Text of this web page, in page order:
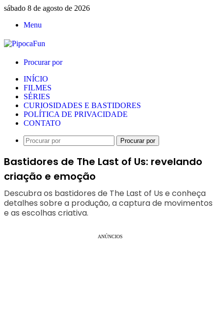
sábado 8 de agosto de 2026
Menu
Procurar por
INÍCIO
FILMES
SÉRIES
CURIOSIDADES E BASTIDORES
POLÍTICA DE PRIVACIDADE
CONTATO
Procurar por
Bastidores de The Last of Us: revelando
criação e emoção
Descubra os bastidores de The Last of Us e conheça
detalhes sobre a produção, a captura de movimentos
e as escolhas criativa.
ANÚNCIOS